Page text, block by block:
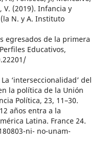
V. (2019). Infancia y
N. y A. Instituto
egresados de la primera
Educativos,
‘interseccionalidad’ del
la política de la Unión
Política, 23, 11–30.
años entra a la
Latina. France 24.
ni- no-unam-